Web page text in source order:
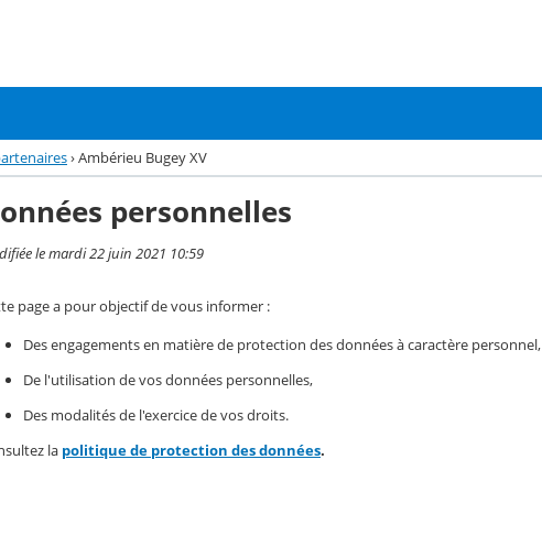
›Ambérieu Bugey XV
personnelles
le mardi 22 juin 2021 10:59
page a pour objectif de vous informer :
Des engagements en matière de protection des données à caractère personnel,
De l'utilisation de vos données personnelles,
Des modalités de l'exercice de vos droits.
la politique de protection des données.